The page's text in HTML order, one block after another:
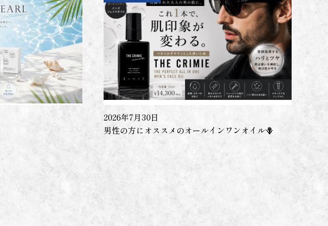
2026年7月30日
男性の方にオススメのオールインワンオイル🪻